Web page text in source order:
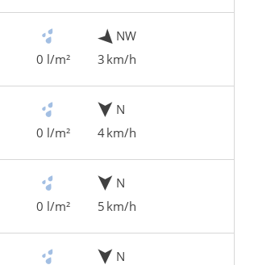
0 l/m²
NW
3 km/h
0 l/m²
N
4 km/h
0 l/m²
N
5 km/h
N